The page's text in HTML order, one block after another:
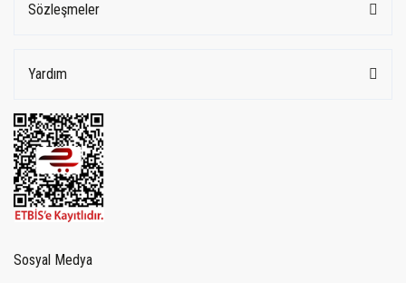
Sözleşmeler
Yardım
Sosyal Medya